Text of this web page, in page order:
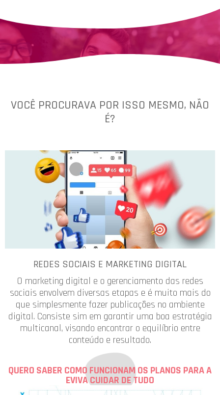
vivemos para comunicar
VOCÊ PROCURAVA POR ISSO MESMO, NÃO
É?
REDES SOCIAIS E MARKETING DIGITAL
O marketing digital e o gerenciamento das redes
sociais envolvem diversas etapas e é muito mais do
que simplesmente fazer publicações no ambiente
digital. Consiste sim em garantir uma boa estratégia
multicanal, visando encontrar o equilíbrio entre
conteúdo e resultado.
QUERO SABER COMO FUNCIONAM OS PLANOS PARA A
EVIVA CUIDAR DE TUDO